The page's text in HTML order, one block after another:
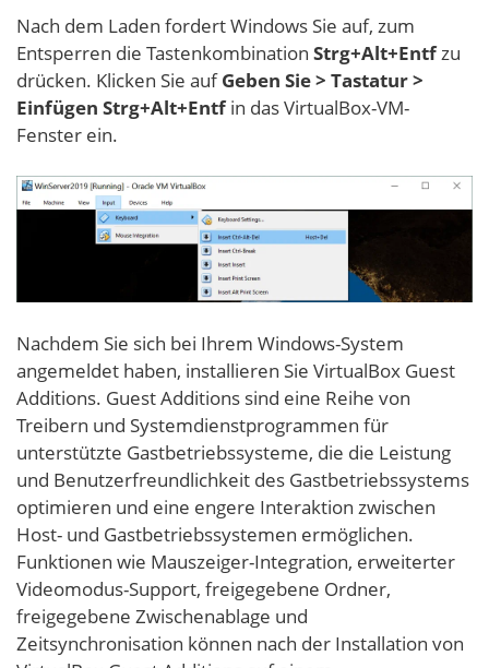
Nach dem Laden fordert Windows Sie auf, zum
Entsperren die Tastenkombination Strg+Alt+Entfzu
drücken. Klicken Sie aufGeben Sie > Tastatur >
Einfügen Strg+Alt+Entfin das VirtualBox-VM-
Fenster ein.
Nachdem Sie sich bei Ihrem Windows-System
angemeldet haben, installieren Sie VirtualBox Guest
Additions. Guest Additions sind eine Reihe von
Treibern und Systemdienstprogrammen für
unterstützte Gastbetriebssysteme, die die Leistung
und Benutzerfreundlichkeit des Gastbetriebssystems
optimieren und eine engere Interaktion zwischen
Host- und Gastbetriebssystemen ermöglichen.
Funktionen wie Mauszeiger-Integration, erweiterter
Videomodus-Support, freigegebene Ordner,
freigegebene Zwischenablage und
Zeitsynchronisation können nach der Installation von